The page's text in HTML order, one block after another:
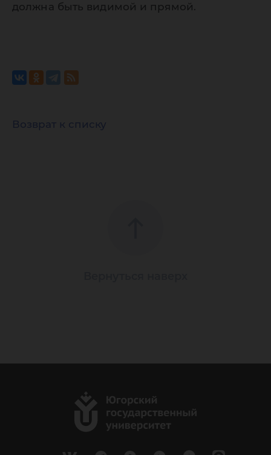
должна быть видимой и прямой.
Возврат к списку